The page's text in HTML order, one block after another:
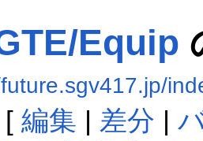
Equip
編集 | 差分 |